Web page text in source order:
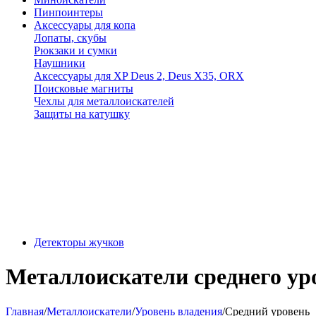
Пинпоинтеры
Аксессуары для копа
Лопаты, скубы
Рюкзаки и сумки
Наушники
Аксессуары для XP Deus 2, Deus X35, ORX
Поисковые магниты
Чехлы для металлоискателей
Защиты на катушку
Детекторы жучков
Металлоискатели среднего
Главная/Металлоискатели/Уровень владения/Средний уровень